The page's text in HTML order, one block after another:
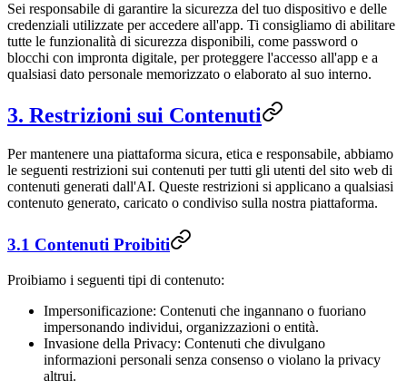
Sei responsabile di garantire la sicurezza del tuo dispositivo e delle
credenziali utilizzate per accedere all'app. Ti consigliamo di abilitare
tutte le funzionalità di sicurezza disponibili, come password o
blocchi con impronta digitale, per proteggere l'accesso all'app e a
qualsiasi dato personale memorizzato o elaborato al suo interno.
3. Restrizioni sui Contenuti
Per mantenere una piattaforma sicura, etica e responsabile, abbiamo
le seguenti restrizioni sui contenuti per tutti gli utenti del sito web di
contenuti generati dall'AI. Queste restrizioni si applicano a qualsiasi
contenuto generato, caricato o condiviso sulla nostra piattaforma.
3.1 Contenuti Proibiti
Proibiamo i seguenti tipi di contenuto:
Impersonificazione: Contenuti che ingannano o fuoriano
impersonando individui, organizzazioni o entità.
Invasione della Privacy: Contenuti che divulgano
informazioni personali senza consenso o violano la privacy
altrui.